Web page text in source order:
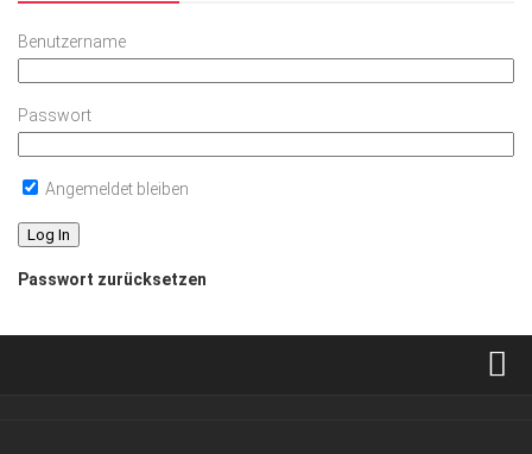
Benutzername
Passwort
Angemeldet bleiben
Passwort zurücksetzen